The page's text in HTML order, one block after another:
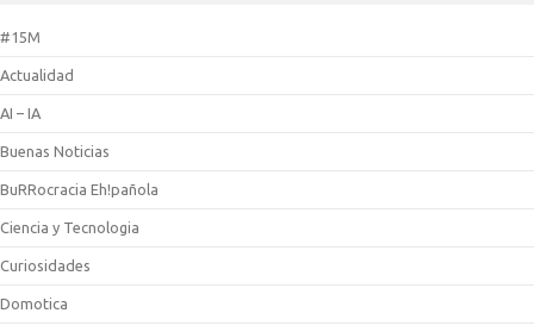
#15M
Actualidad
AI – IA
Buenas Noticias
BuRRocracia Eh!pañola
Ciencia y Tecnologia
Curiosidades
Domotica